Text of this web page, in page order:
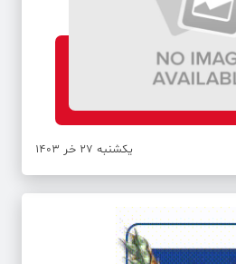
رئیسی هستم
یکشنبه 27 خر 1403